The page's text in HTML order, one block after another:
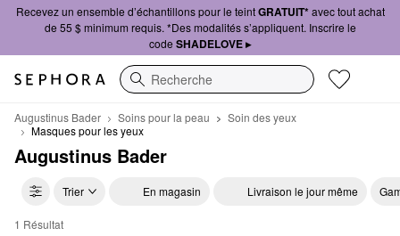
Recevez un ensemble d’échantillons pour le teintGRATUIT*avec tout achat
de 55 $ minimum requis. *Des modalités s’appliquent. Inscrire le
code SHADELOVE ▸
Recherche
Augustinus Bader Soins pour la peau
Soin des yeux
Masques pour les yeux
Augustinus Bader
Trier En magasin Livraison le jour même
Augustinus Bader Masques pour les yeux
1 Résultat